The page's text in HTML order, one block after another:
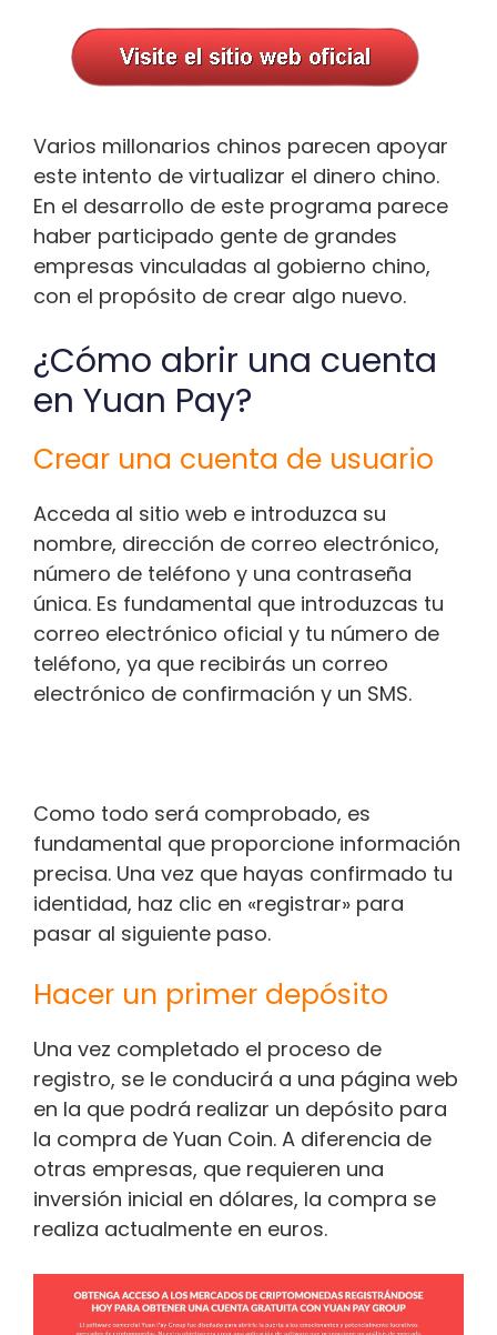
Varios millonarios chinos parecen apoyar
este intento de virtualizar el dinero chino.
En el desarrollo de este programa parece
haber participado gente de grandes
empresas vinculadas al gobierno chino,
con el propósito de crear algo nuevo.
¿Cómo abrir una cuenta
en Yuan Pay?
Crear una cuenta de usuario
Acceda al sitio web e introduzca su
nombre, dirección de correo electrónico,
número de teléfono y una contraseña
única. Es fundamental que introduzcas tu
correo electrónico oficial y tu número de
teléfono, ya que recibirás un correo
electrónico de confirmación y un SMS.
Como todo será comprobado, es
fundamental que proporcione información
precisa. Una vez que hayas confirmado tu
identidad, haz clic en «registrar» para
pasar al siguiente paso.
Hacer un primer depósito
Una vez completado el proceso de
registro, se le conducirá a una página web
en la que podrá realizar un depósito para
la compra de Yuan Coin. A diferencia de
otras empresas, que requieren una
inversión inicial en dólares, la compra se
realiza actualmente en euros.